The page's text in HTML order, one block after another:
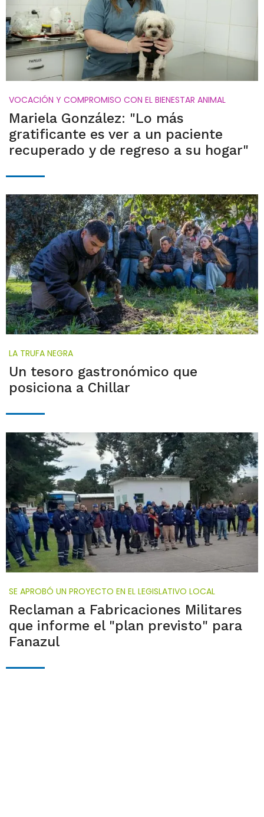
VOCACIÓN Y COMPROMISO CON EL BIENESTAR ANIMAL
Mariela González: "Lo más
gratificante es ver a un paciente
recuperado y de regreso a su hogar"
LA TRUFA NEGRA
Un tesoro gastronómico que
posiciona a Chillar
SE APROBÓ UN PROYECTO EN EL LEGISLATIVO LOCAL
Reclaman a Fabricaciones Militares
que informe el "plan previsto" para
Fanazul